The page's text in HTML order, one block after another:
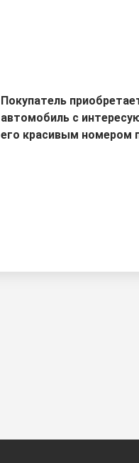
Покупатель
автомобиль с
его красивым номером